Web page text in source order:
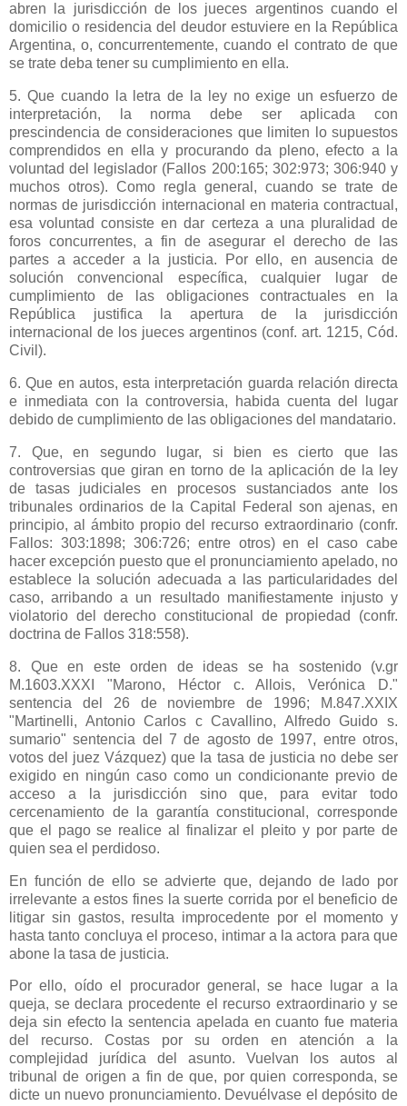
abren la jurisdicción de los jueces argentinos cuando el
domicilio o residencia del deudor estuviere en la República
Argentina, o, concurrentemente, cuando el contrato de que
se trate deba tener su cumplimiento en ella.
5. Que cuando la letra de la ley no exige un esfuerzo de
interpretación, la norma debe ser aplicada con
prescindencia de consideraciones que limiten lo supuestos
comprendidos en ella y procurando da pleno, efecto a la
voluntad del legislador (Fallos 200:165; 302:973; 306:940 y
muchos otros). Como regla general, cuando se trate de
normas de jurisdicción internacional en materia contractual,
esa voluntad consiste en dar certeza a una pluralidad de
foros concurrentes, a fin de asegurar el derecho de las
partes a acceder a la justicia. Por ello, en ausencia de
solución convencional específica, cualquier lugar de
cumplimiento de las obligaciones contractuales en
la
República justifica la apertura de la jurisdicción
internacional de los jueces argentinos (conf. art. 1215, Cód.
Civil).
6. Que en autos, esta interpretación guarda relación directa
e inmediata con la controversia, habida cuenta del lugar
debido de cumplimiento de las obligaciones del mandatario.
7. Que, en segundo lugar, si bien es cierto que las
controversias que giran en torno de la aplicación de la ley
de tasas judiciales en procesos sustanciados ante los
tribunales ordinarios de la Capital Federal
son ajenas, en
principio, al ámbito propio del recurso extraordinario (confr.
Fallos: 303:1898; 306:726; entre otros) en el caso cabe
hacer excepción puesto que el pronunciamiento apelado, no
establece la solución adecuada a las particularidades del
caso, arribando a un resultado manifiestamente injusto y
violatorio del derecho constitucional de propiedad (confr.
doctrina de Fallos 318:558).
8. Que en este orden de ideas se ha sostenido (v.gr
M.1603.XXXI "Marono, Héctor c. Allois, Verónica D."
sentencia del 26 de noviembre de 1996; M.847.XXIX
"Martinelli, Antonio Carlos c Cavallino, Alfredo Guido s.
sumario" sentencia del 7 de agosto de 1997, entre otros,
votos del juez Vázquez) que la tasa de justicia no debe ser
exigido en ningún caso como un condicionante previo de
acceso a la jurisdicción sino que, para evitar todo
cercenamiento de la garantía constitucional, corresponde
que el pago se realice al finalizar el pleito y por parte de
quien sea el perdidoso.
En función de ello se advierte que, dejando de lado por
irrelevante a estos fines la suerte corrida por el beneficio de
litigar sin gastos, resulta improcedente por el momento y
hasta tanto concluya el proceso, intimar a la actora para que
abone la tasa de justicia.
Por ello, oído el procurador general, se hace lugar a la
queja, se declara procedente el recurso extraordinario y se
deja sin efecto la sentencia apelada en cuanto fue materia
del recurso. Costas por su orden en atención a la
complejidad jurídica del asunto. Vuelvan los autos al
tribunal de origen a fin de que, por quien corresponda, se
dicte un nuevo pronunciamiento. Devuélvase el depósito de